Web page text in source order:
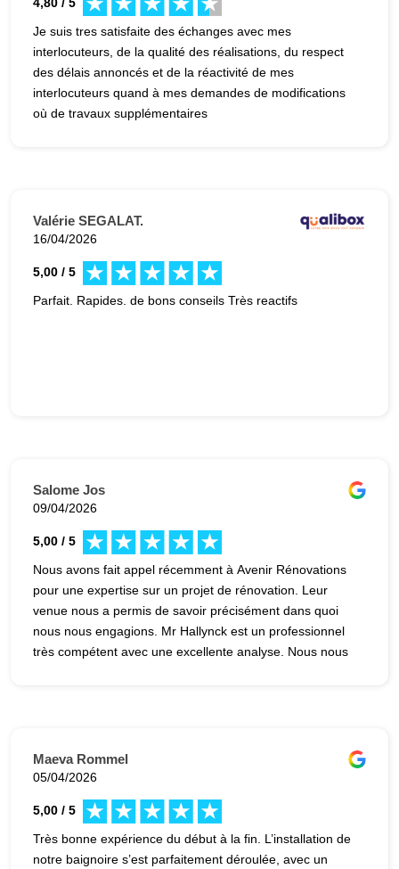
Je suis tres satisfaite des échanges avec mes
interlocuteurs, de la qualité des réalisations, du respect
des délais annoncés et de la réactivité de mes
interlocuteurs quand à mes demandes de modifications
où de travaux supplémentaires
Valérie SEGALAT.
16/04/2026
5,00 / 5
Parfait. Rapides. de bons conseils Très reactifs
Salome Jos
09/04/2026
5,00 / 5
Nous avons fait appel récemment à Avenir Rénovations
pour une expertise sur un projet de rénovation. Leur
venue nous a permis de savoir précisément dans quoi
nous nous engagions. Mr Hallynck est un professionnel
très compétent avec une excellente analyse. Nous nous
Maeva Rommel
05/04/2026
5,00 / 5
Très bonne expérience du début à la fin. L’installation de
notre baignoire s’est parfaitement déroulée, avec un